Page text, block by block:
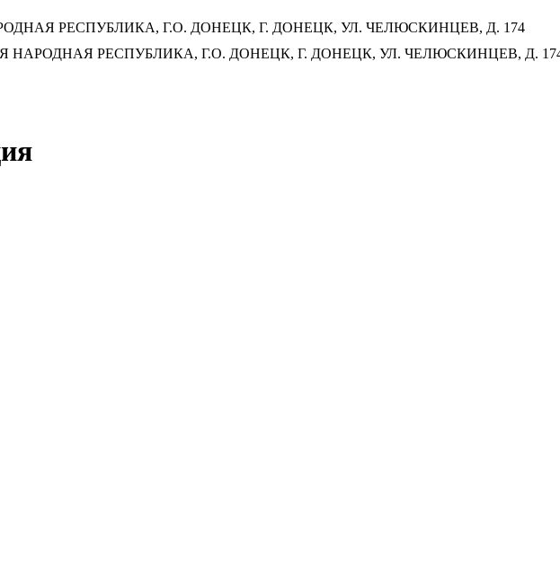
РЕСПУБЛИКА, Г.О. ДОНЕЦК, Г. ДОНЕЦК, УЛ. ЧЕЛЮСКИНЦЕВ, Д. 174
НАРОДНАЯ РЕСПУБЛИКА, Г.О. ДОНЕЦК, Г. ДОНЕЦК, УЛ. ЧЕЛЮСКИНЦЕВ, Д. 174,